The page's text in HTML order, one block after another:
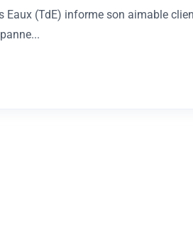
Eaux (TdE) informe son aimable